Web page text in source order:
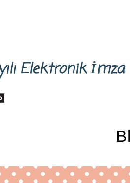
Elektronik